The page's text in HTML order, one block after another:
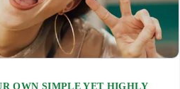
OWN SIMPLE YET HIGHLY